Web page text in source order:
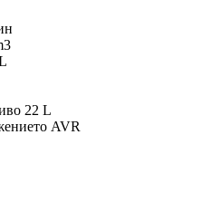
22 L
AVR